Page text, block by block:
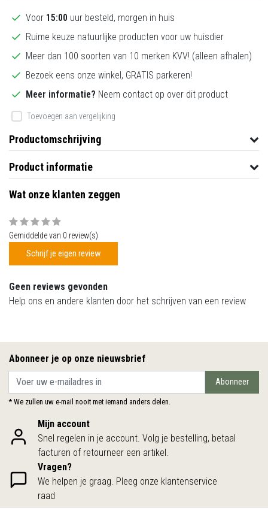
Voor 15:00 uur besteld, morgen in huis
Ruime keuze natuurlijke producten voor uw huisdier
Meer dan 100 soorten van 10 merken KVV! (alleen afhalen)
Bezoek eens onze winkel, GRATIS parkeren!
Meer informatie? Neem contact op over dit product
Toevoegen aan vergelijking
Productomschrijving
Product informatie
Wat onze klanten zeggen
Gemiddelde van 0 review(s)
Schrijf je eigen review
Geen reviews gevonden
Help ons en andere klanten door het schrijven van een review
Abonneer je op onze nieuwsbrief
Abonneer
* We zullen uw e-mail nooit met iemand anders delen.
Mijn account
Snel regelen in je account. Volg je bestelling, betaal
facturen of retourneer een artikel.
Vragen?
We helpen je graag. Pleeg onze klantenservice
raad